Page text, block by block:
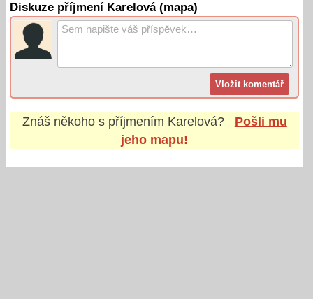
Diskuze příjmení Karelová (mapa)
Znáš někoho s příjmením Karelová?
Pošli mu
jeho mapu!